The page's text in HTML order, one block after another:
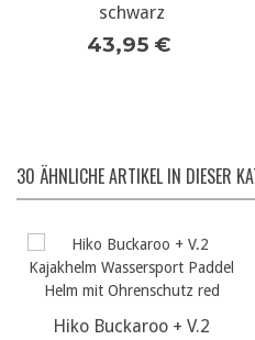
schwarz
43,95 €
30 ÄHNLICHE ARTIKEL IN DIESER
Hiko Buckaroo + V.2